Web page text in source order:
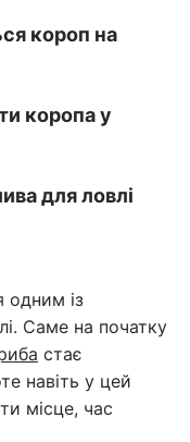
короп на
коропа у
для ловлі
одним із
Саме на початку
стає
навіть у цей
місце, час